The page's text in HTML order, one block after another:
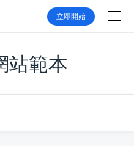
立即開始
站範本